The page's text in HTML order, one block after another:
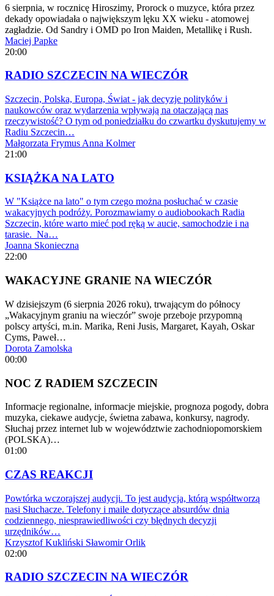
6 sierpnia, w rocznicę Hiroszimy, Prorock o muzyce, która przez
dekady opowiadała o największym lęku XX wieku - atomowej
zagładzie. Od Sandry i OMD po Iron Maiden, Metallikę i Rush.
Maciej Papke
20:00
RADIO SZCZECIN NA WIECZÓR
Szczecin, Polska, Europa, Świat - jak decyzje polityków i
naukowców oraz wydarzenia wpływają na otaczającą nas
rzeczywistość? O tym od poniedziałku do czwartku dyskutujemy w
Radiu Szczecin…
Małgorzata Frymus Anna Kolmer
21:00
KSIĄŻKA NA LATO
W "Książce na lato" o tym czego można posłuchać w czasie
wakacyjnych podróży. Porozmawiamy o audiobookach Radia
Szczecin, które warto mieć pod ręką w aucie, samochodzie i na
tarasie. Na…
Joanna Skonieczna
22:00
WAKACYJNE GRANIE NA WIECZÓR
W dzisiejszym (6 sierpnia 2026 roku), trwającym do północy
„Wakacyjnym graniu na wieczór” swoje przeboje przypomną
polscy artyści, m.in. Marika, Reni Jusis, Margaret, Kayah, Oskar
Cyms, Paweł…
Dorota Zamolska
00:00
NOC Z RADIEM SZCZECIN
Informacje regionalne, informacje miejskie, prognoza pogody, dobra
muzyka, ciekawe audycje, świetna zabawa, konkursy, nagrody.
Słuchaj przez internet lub w województwie zachodniopomorskiem
(POLSKA)…
01:00
CZAS REAKCJI
Powtórka wczorajszej audycji. To jest audycja, którą współtworzą
nasi Słuchacze. Telefony i maile dotyczące absurdów dnia
codziennego, niesprawiedliwości czy błędnych decyzji
urzędników…
Krzysztof Kukliński Sławomir Orlik
02:00
RADIO SZCZECIN NA WIECZÓR